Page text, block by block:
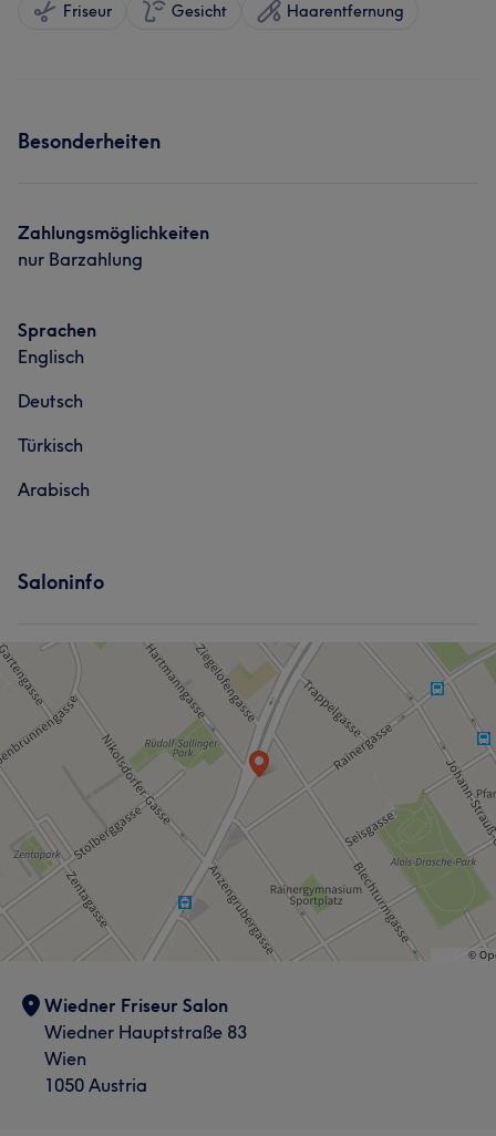
Friseur Gesicht Haarentfernung
Besonderheiten
Zahlungsmöglichkeiten
nur Barzahlung
Sprachen
Englisch
Deutsch
Türkisch
Arabisch
Saloninfo
Wiedner Friseur Salon
Wiedner Hauptstraße 83
Wien
1050 Austria